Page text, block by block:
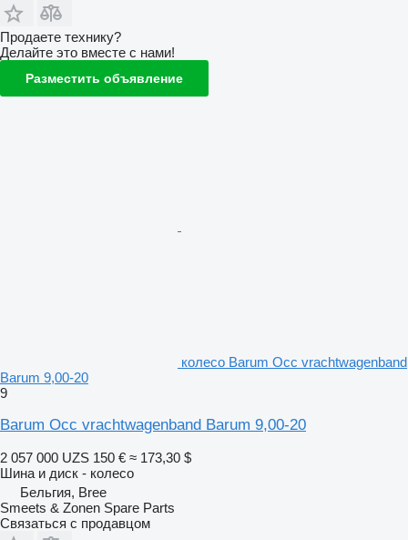
Продаете технику?
Делайте это вместе с нами!
Разместить объявление
колесо Barum Occ vrachtwagenband
Barum 9,00-20
9
Barum Occ vrachtwagenband Barum 9,00-20
2 057 000 UZS 150 € ≈ 173,30 $
Шина и диск - колесо
Бельгия, Bree
Smeets & Zonen Spare Parts
Связаться с продавцом